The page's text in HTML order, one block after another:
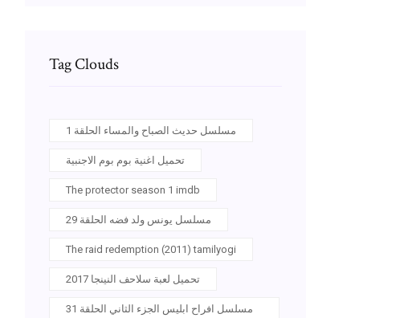
Tag Clouds
مسلسل حديث الصباح والمساء الحلقة 1
تحميل اغنية بوم بوم الاجنبية
The protector season 1 imdb
مسلسل يونس ولد فضه الحلقة 29
The raid redemption (2011) tamilyogi
تحميل لعبة سلاحف النينجا 2017
مسلسل افراح ابليس الجزء الثاني الحلقة 31